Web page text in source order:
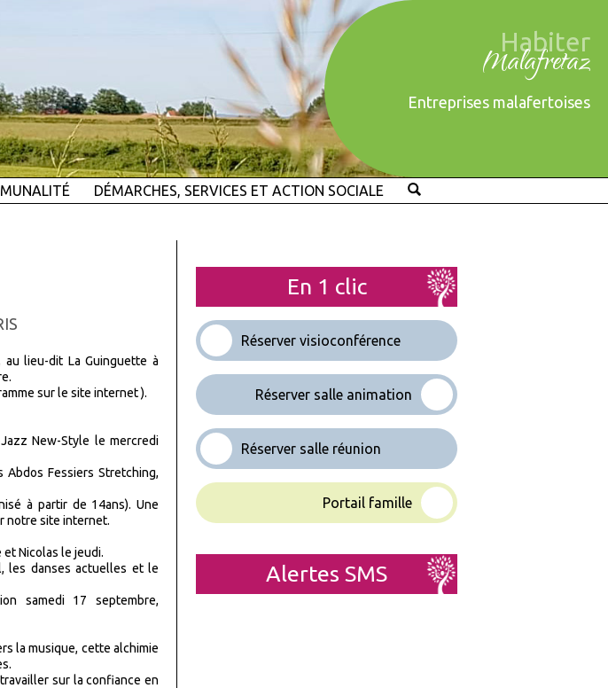
Habiter
Malafretaz
Entreprises malafertoises
DÉMARCHES, SERVICES ET ACTION SOCIALE
au lieu-dit La Guinguette à
sur le site internet ).
New-Style le mercredi
Abdos Fessiers Stretching,
à partir de 14ans). Une
notre site internet.
et Nicolas le jeudi.
les danses actuelles et le
samedi 17 septembre,
la musique, cette alchimie
sur la confiance en
En 1 clic
Réserver visioconférence
Réserver salle animation
Réserver salle réunion
Portail famille
Alertes SMS